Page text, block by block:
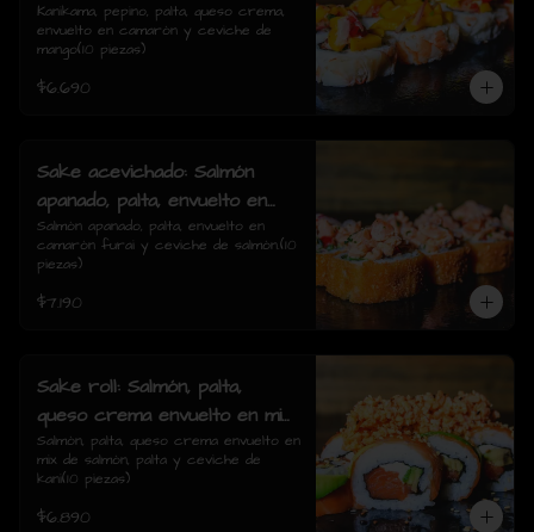
envuelto en camarón y
ceviche de mango(10 piezas)
Kanikama, pepino, palta, queso crema,
envuelto en camarón y ceviche de
mango(10 piezas)
$6.690
Sake acevichado: Salmón
apanado, palta, envuelto en
camarón furai y ceviche de
salmón.(10 piezas)
Salmón apanado, palta, envuelto en
camarón furai y ceviche de salmón.(10
piezas)
$7.190
Sake roll: Salmón, palta,
queso crema envuelto en mix
de salmón, palta y ceviche de
kani(10 piezas)
Salmón, palta, queso crema envuelto en
mix de salmón, palta y ceviche de
kani(10 piezas)
$6.890